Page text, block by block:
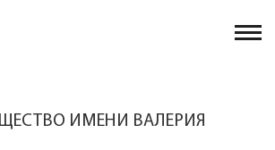
ИМЕНИ ВАЛЕРИЯ